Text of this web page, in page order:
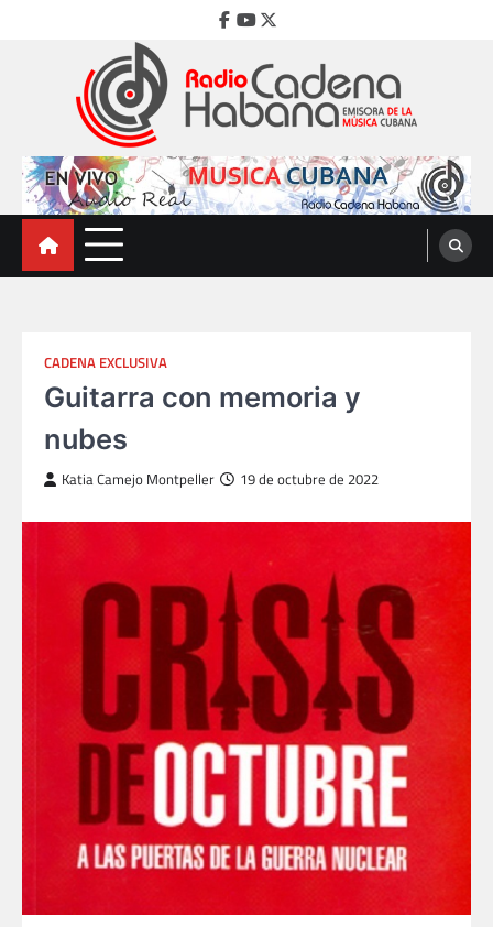
Facebook
Youtube
Twitter
Radio Cadena Habana
Emisora de la Música Cubana
CADENA EXCLUSIVA
Guitarra con memoria y
nubes
Katia Camejo Montpeller 19 de octubre de 2022